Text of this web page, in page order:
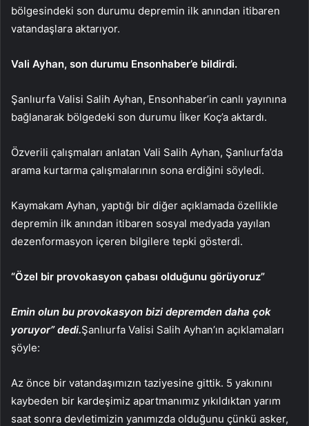
bölgesindeki son durumu depremin ilk anından itibaren
vatandaşlara aktarıyor.
Vali Ayhan, son durumu Ensonhaber’e bildirdi.
Şanlıurfa Valisi Salih Ayhan, Ensonhaber’in canlı yayınına
bağlanarak bölgedeki son durumu İlker Koç’a aktardı.
Özverili çalışmaları anlatan Vali Salih Ayhan, Şanlıurfa’da
arama kurtarma çalışmalarının sona erdiğini söyledi.
Kaymakam Ayhan, yaptığı bir diğer açıklamada özellikle
depremin ilk anından itibaren sosyal medyada yayılan
dezenformasyon içeren bilgilere tepki gösterdi.
“Özel bir provokasyon çabası olduğunu görüyoruz”
Emin olun bu provokasyon bizi depremden daha çok
yoruyor” dedi.Şanlıurfa Valisi Salih Ayhan’ın açıklamaları
şöyle:
Az önce bir vatandaşımızın taziyesine gittik. 5 yakınını
kaybeden bir kardeşimiz apartmanımız yıkıldıktan yarım
saat sonra devletimizin yanımızda olduğunu çünkü asker,